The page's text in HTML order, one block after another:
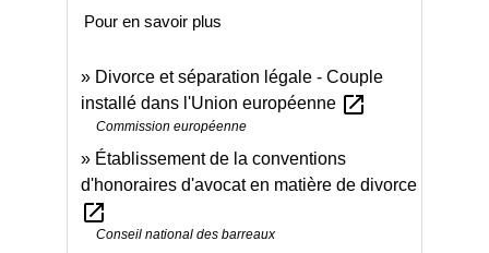
Pour en savoir plus
Divorce et séparation légale - Couple
installé dans l'Union européenne open_in_new
Commission européenne
Établissement de la conventions
d'honoraires d'avocat en matière de divorce
open_in_new
Conseil national des barreaux